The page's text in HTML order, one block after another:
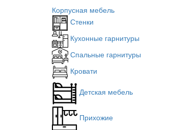
Корпусная мебель
Стенки
Кухонные гарнитуры
Спальные гарнитуры
Кровати
Детская мебель
Прихожие